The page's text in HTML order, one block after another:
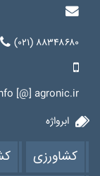
(۰۲۱) ۸۸۳۴۸۶۸۰
[@] agronic.ir
ابرواژه
کشاورزی